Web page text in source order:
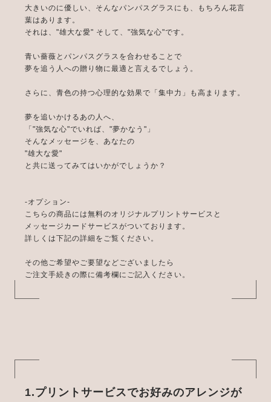
大きいのに優しい、そんなパンパスグラスにも、もちろん花言
葉はあります。
それは、"雄大な愛" そして、"強気な心"です。
青い薔薇とパンパスグラスを合わせることで
夢を追う人への贈り物に最適と言えるでしょう。
さらに、青色の持つ心理的な効果で「集中力」も高まります。
夢を追いかけるあの人へ、
「"強気な心"でいれば、"夢かなう"」
そんなメッセージを、あなたの
"雄大な愛"
と共に送ってみてはいかがでしょうか？
-オプション-
こちらの商品には無料のオリジナルプリントサービスと
メッセージカードサービスがついております。
詳しくは下記の詳細をご覧ください。
その他ご希望やご要望などございましたら
ご注文手続きの際に備考欄にご記入ください。
1.プリントサービスでお好みのアレンジが